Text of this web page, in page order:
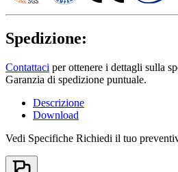
Spedizione:
Contattaci per ottenere i dettagli sulla
Garanzia di spedizione puntuale.
Descrizione
Download
Vedi Specifiche Richiedi il tuo